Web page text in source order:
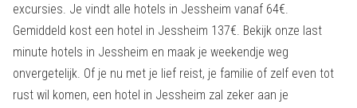
excursies. Je vindt alle hotels in Jessheim vanaf 64€.
Gemiddeld kost een hotel in Jessheim 137€. Bekijk onze last
minute hotels in Jessheim en maak je weekendje weg
onvergetelijk. Of je nu met je lief reist, je familie of zelf even tot
rust wil komen, een hotel in Jessheim zal zeker aan je